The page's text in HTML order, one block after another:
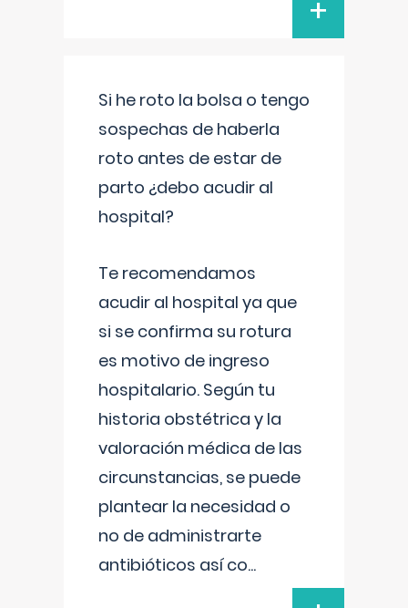
+
Si he roto la bolsa o tengo
sospechas de haberla
roto antes de estar de
parto ¿debo acudir al
hospital?
Te recomendamos
acudir al hospital ya que
si se confirma su rotura
es motivo de ingreso
hospitalario. Según tu
historia obstétrica y la
valoración médica de las
circunstancias, se puede
plantear la necesidad o
no de administrarte
antibióticos así co...